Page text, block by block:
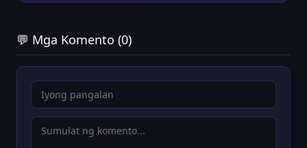
💬 Mga Komento (0)